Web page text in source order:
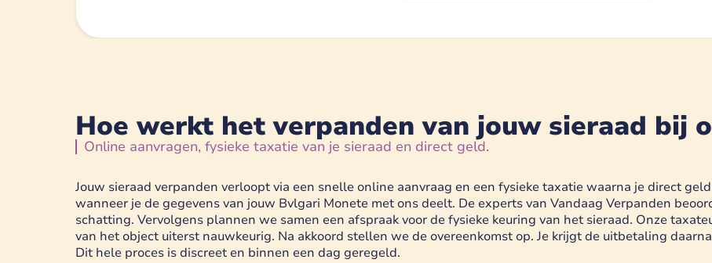
Hoe werkt het verpanden van jouw sieraad bij
Online aanvragen, fysieke taxatie van je sieraad en direct geld.
Jouw sieraad verpanden verloopt via een snelle online aanvraag en een fysieke taxatie waarna je direct
wanneer je de gegevens van jouw Bvlgari Monete met ons deelt. De experts van Vandaag Verpanden
schatting. Vervolgens plannen we samen een afspraak voor de fysieke keuring van het sieraad. Onze
van het object uiterst nauwkeurig. Na akkoord stellen we de overeenkomst op. Je krijgt de uitbetaling
Dit hele proces is discreet en binnen een dag geregeld.